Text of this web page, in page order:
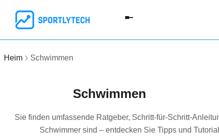
Heim Schwimmen
Schwimmen
Sie finden umfassende Ratgeber, Schritt-für-Schritt-
Schwimmer sind – entdecken Sie Tipps und